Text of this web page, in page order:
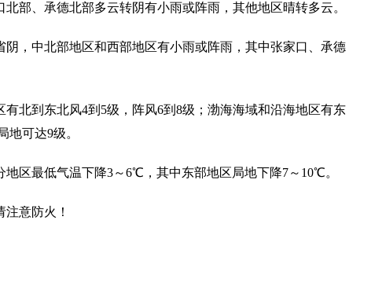
部、承德北部多云转阴有小雨或阵雨，其他地区晴转多云。
阴，中北部地区和西部地区有小雨或阵雨，其中张家口、承德
有北到东北风4到5级，阵风6到8级；渤海海域和沿海地区有东
地可达9级。
地区最低气温下降3～6℃，其中东部地区局地下降7～10℃。
意防火！